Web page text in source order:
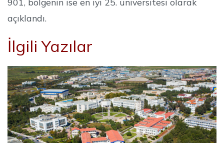
açıklandı.
İlgili Yazılar